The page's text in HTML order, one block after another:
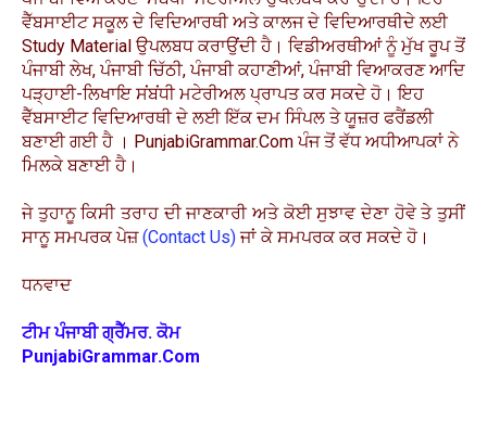
ਵੈੱਬਸਾਈਟ ਸਕੂਲ ਦੇ ਵਿਦਿਆਰਥੀ ਅਤੇ ਕਾਲਜ ਦੇ ਵਿਦਿਆਰਥੀਦੇ ਲਈ
Study Material ਉਪਲਬਧ ਕਰਾਉਂਦੀ ਹੈ। ਵਿਡੀਅਰਥੀਆਂ ਨੂੰ ਮੁੱਖ ਰੂਪ ਤੋਂ
ਪੰਜਾਬੀ ਲੇਖ, ਪੰਜਾਬੀ ਚਿੱਠੀ, ਪੰਜਾਬੀ ਕਹਾਣੀਆਂ, ਪੰਜਾਬੀਵਿਆਕਰਣ ਆਦਿ
ਪੜ੍ਹਾਈ-ਲਿਖਾਇ ਸਂਬਂਧੀ ਮਟੇਰੀਅਲ ਪ੍ਰਾਪਤ ਕਰ ਸਕਦੇ ਹੋ। ਇਹ
ਵੈੱਬਸਾਈਟ ਵਿਦਿਆਰਥੀ ਦੇ ਲਈ ਇੱਕ ਦਮ ਸਿੰਪਲ ਤੇ ਯੂਜ਼ਰ ਫਰੈਂਡਲੀ
ਬਣਾਈ ਗਈ ਹੈ । PunjabiGrammar.Com ਪੰਜ ਤੋਂ ਵੱਧ ਅਧੀਆਪਕਾਂ ਨੇ
ਮਿਲਕੇ ਬਣਾਈ ਹੈ।
ਜੇ ਤੁਹਾਨੂ ਕਿਸੀ ਤਰਾਹ ਦੀ ਜਾਣਕਾਰੀ ਅਤੇ ਕੋਈ ਸੁਝਾਵ ਦੇਣਾ ਹੋਵੇ ਤੇ ਤੁਸੀਂ
ਸਾਨੂ ਸਮਪਰਕ ਪੇਜ਼(Contact Us)ਜਾਂ ਕੇ ਸਮਪਰਕ ਕਰ ਸਕਦੇ ਹੋ।
ਧਨਵਾਦ
ਟੀਮ ਪੰਜਾਬੀ ਗ੍ਰੈੱਮਰ. ਕੋਮ
PunjabiGrammar.Com